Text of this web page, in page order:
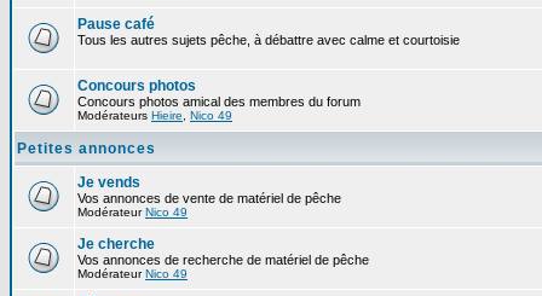
Pause café
Tous les autres sujets pêche, à débattre avec calme et courtoisie
Concours photos
Concours photos amical des membres du forum
Modérateurs Hieire Nico 49
Petites annonces
Je vends
Vos annonces de vente de matériel de pêche
ModérateurNico 49
Je cherche
Vos annonces de recherche de matériel de pêche
ModérateurNico 49